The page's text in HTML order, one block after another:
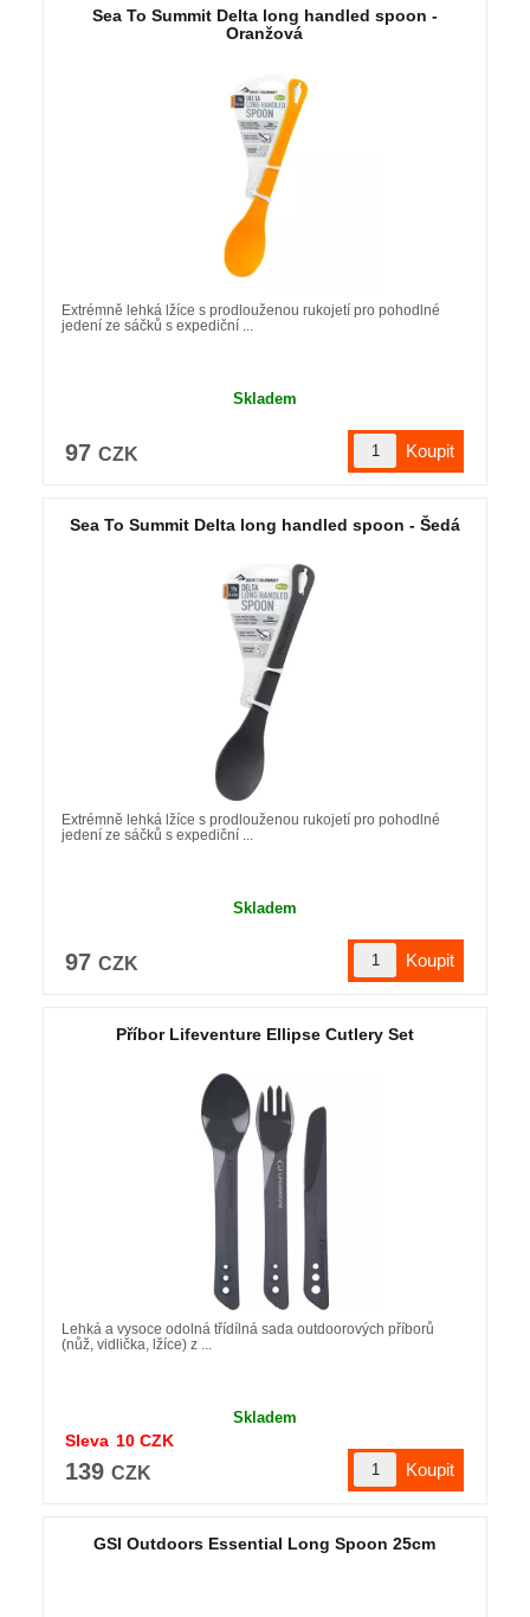
Sea To Summit Delta long handled spoon -
Oranžová
Extrémně lehká lžíce s prodlouženou rukojetí pro pohodlné
jedení ze sáčků s expediční ...
Skladem
97 CZK
Sea To Summit Delta long handled spoon - Šedá
Extrémně lehká lžíce s prodlouženou rukojetí pro pohodlné
jedení ze sáčků s expediční ...
Skladem
97 CZK
Příbor Lifeventure Ellipse Cutlery Set
Lehká a vysoce odolná třídílná sada outdoorových příborů
(nůž, vidlička, lžíce) z ...
Skladem
139 CZK
Sleva 10 CZK
GSI Outdoors Essential Long Spoon 25cm